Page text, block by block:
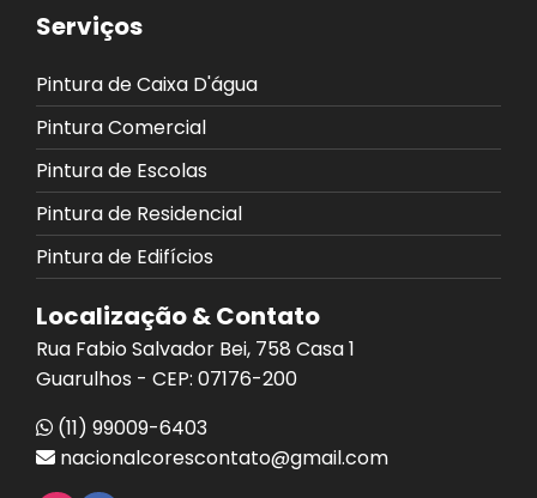
Serviços
Pintura de Caixa D'água
Pintura Comercial
Pintura de Escolas
Pintura de Residencial
Pintura de Edifícios
Localização & Contato
Rua Fabio Salvador Bei, 758 Casa 1
Guarulhos - CEP: 07176-200
(11) 99009-6403
nacionalcorescontato@gmail.com